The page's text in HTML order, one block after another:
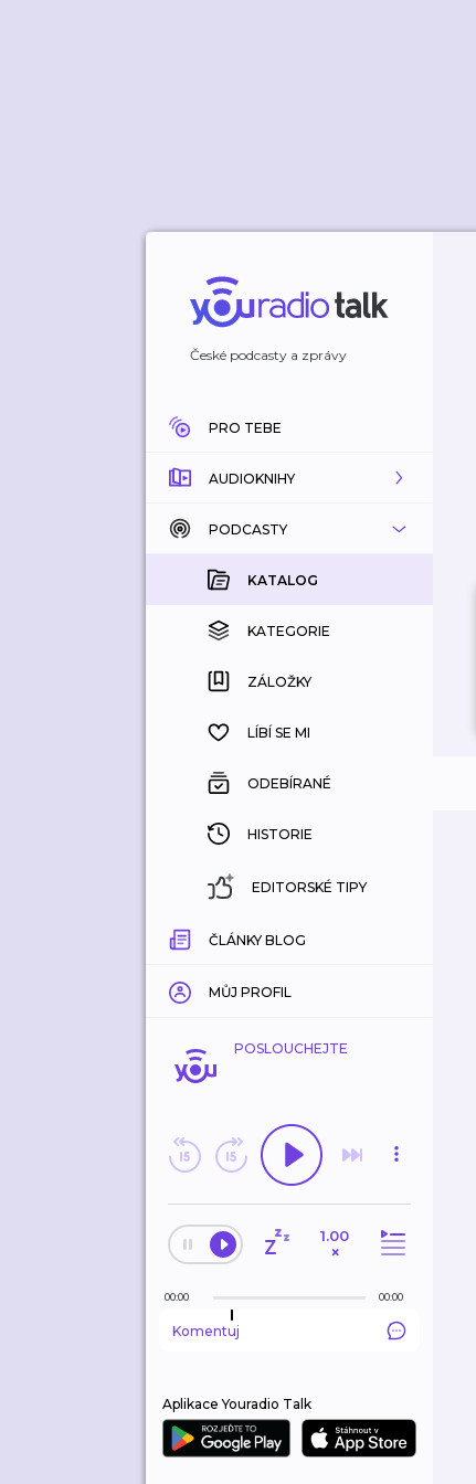
České podcasty a zprávy
PRO TEBE
AUDIOKNIHY
KATALOG
KOUPENÉ
KATEGORIE
ZÁLOŽKY
HISTORIE
PODCASTY
KATALOG
KATEGORIE
ZÁLOŽKY
LÍBÍ SE MI
ODEBÍRANÉ
HISTORIE
EDITORSKÉ TIPY
ČLÁNKY BLOG
MŮJ PROFIL
POSLOUCHEJTE
1.00
×
00:00 00:00
Komentuj
Aplikace Youradio Talk